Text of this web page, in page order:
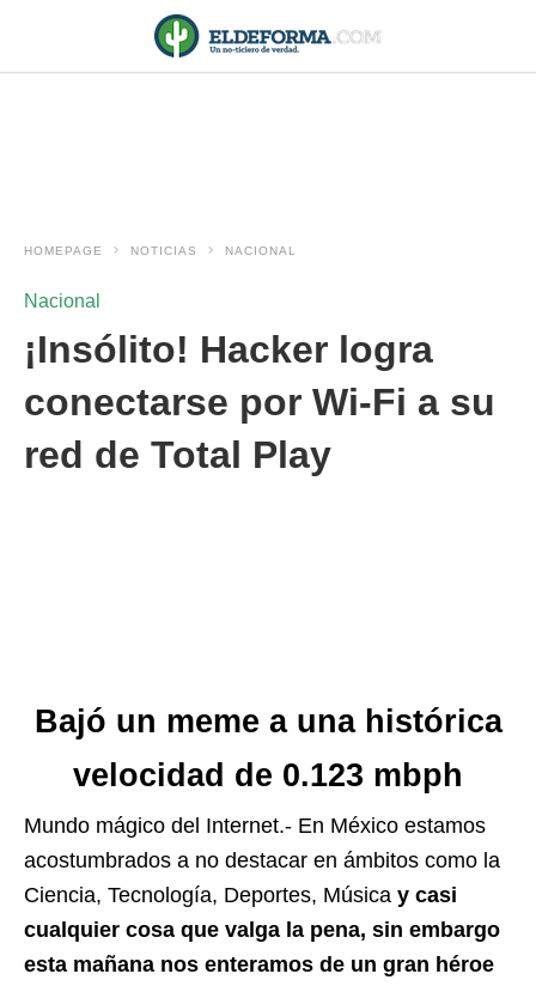
HOMEPAGE NOTICIAS NACIONAL
Nacional
¡Insólito! Hacker logra
conectarse por Wi-Fi a su
red de Total Play
Bajó un meme a una histórica
velocidad de 0.123 mbph
Mundo mágico del Internet.- En México estamos
acostumbrados a no destacar en ámbitos como la
Ciencia, Tecnología, Deportes, Música y casi
cualquier cosa que valga la pena, sin embargo
esta mañana nos enteramos de un gran héroe